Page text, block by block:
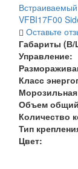
VFBI17F00
Оставьте
Габариты
Управление:
Класс
Объем
Количество
Тип
Цвет: